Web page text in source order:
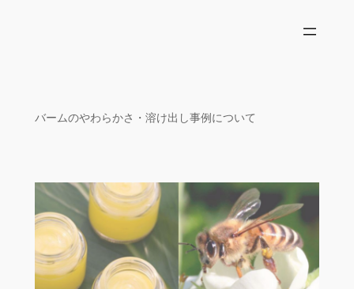
バームのやわらかさ・溶け出し事例について